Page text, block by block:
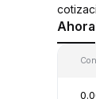
Ahora